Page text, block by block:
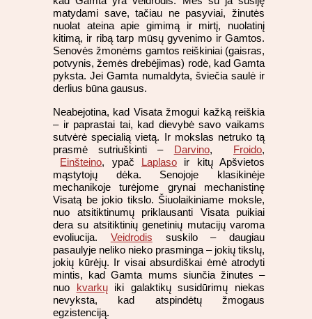
matydami save, tačiau ne pasyviai, žinutės
nuolat ateina apie gimimą ir mirtį, nuolatinį
kitimą, ir ribą tarp mūsų gyvenimo ir Gamtos.
Senovės žmonėms gamtos reiškiniai (gaisras,
potvynis, žemės drebėjimas) rodė, kad Gamta
pyksta. Jei Gamta numaldyta, šviečia saulė ir
derlius būna gausus.
Neabejotina, kad Visata žmogui kažką reiškia
– ir paprastai tai, kad dievybė savo vaikams
sutvėrė specialią vietą. Ir mokslas netruko tą
prasmė sutriuškinti – Darvino, Froido,
Einšteino, ypač Laplaso ir kitų Apšvietos
mąstytojų dėka. Senojoje klasikinėje
mechanikoje turėjome grynai mechanistinę
Visatą be jokio tikslo. Šiuolaikiniame moksle,
nuo atsitiktinumų priklausanti Visata puikiai
dera su atsitiktinių genetinių mutacijų varoma
evoliucija. Veidrodis suskilo – daugiau
pasaulyje neliko nieko prasminga – jokių tikslų,
jokių kūrėjų. Ir visai absurdiškai ėmė atrodyti
mintis, kad Gamta mums siunčia žinutes –
nuo kvarkųiki galaktikų susidūrimų niekas
nevyksta, kad atspindėtų žmogaus
egzistenciją.